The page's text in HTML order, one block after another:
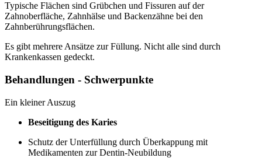
Typische Flächen sind Grübchen und Fissuren auf der
Zahnoberfläche, Zahnhälse und Backenzähne bei den
Zahnberührungsflächen.
Es gibt mehrere Ansätze zur Füllung. Nicht alle sind durch
Krankenkassen gedeckt.
Behandlungen - Schwerpunkte
Ein kleiner Auszug
Beseitigung des Karies
Schutz der Unterfüllung durch Überkappung mit
Medikamenten zur Dentin-Neubildung